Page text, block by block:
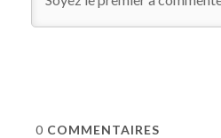
0 COMMENTAIRES